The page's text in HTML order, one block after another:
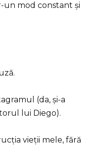
un mod constant și
(da, și-a
lui Diego).
vieții mele, fără